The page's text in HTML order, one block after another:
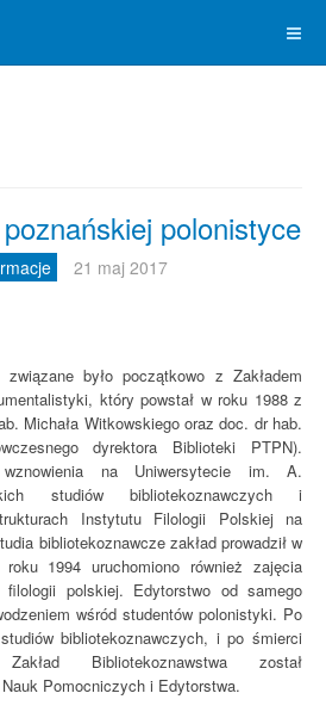
polonistyce
21 maj 2017
było początkowo z Zakładem
, który powstał w roku 1988 z
Michała Witkowskiego oraz doc. dr hab.
dyrektora Biblioteki PTPN).
na Uniwersytecie im. A.
studiów bibliotekoznawczych i
Instytutu Filologii Polskiej na
bibliotekoznawcze zakład prowadził w
1994 uruchomiono również zajęcia
polskiej. Edytorstwo od samego
wśród studentów polonistyki. Po
bibliotekoznawczych, i po śmierci
Bibliotekoznawstwa został
Pomocniczych i Edytorstwa.